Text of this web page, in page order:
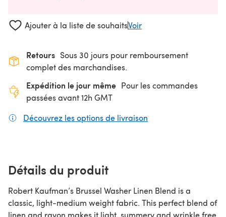
Ajouter à la liste de souhaitsVoir
Retours Sous 30 jours pour remboursement
complet des marchandises.
Expédition le jour même Pour les commandes
passées avant 12h GMT
Découvrez les options de livraison
Détails du produit
Robert Kaufman’s Brussel Washer Linen Blend is a
classic, light-medium weight fabric. This perfect blend of
linen and rayon makes it light, summery and wrinkle free